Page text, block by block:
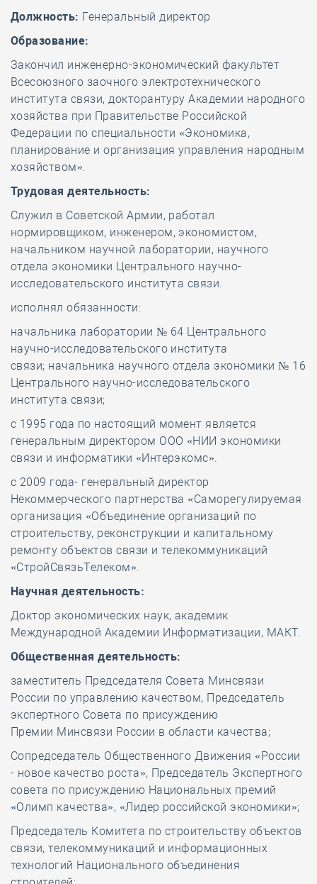
Должность: Генеральный директор
Образование:
Закончил инженерно-экономический факультет
Всесоюзного заочного электротехнического
института связи, докторантуру Академии народного
хозяйства при Правительстве Российской
Федерации по специальности «Экономика,
планирование и организация управления народным
хозяйством».
Трудовая деятельность:
Служил в Советской Армии, работал
нормировщиком, инженером, экономистом,
начальником научной лаборатории, научного
отдела экономики Центрального научно-
исследовательского института связи.
исполнял обязанности:
начальника лаборатории № 64 Центрального
научно-исследовательского института
связи; начальника научного отдела экономики № 16
Центрального научно-исследовательского
института связи;
с 1995 года по настоящий момент является
генеральным директором ООО «НИИ экономики
связи и информатики «Интерэкомс».
с 2009 года- генеральный директор
Некоммерческого партнерства «Саморегулируемая
организация «Объединение организаций по
строительству, реконструкции и капитальному
ремонту объектов связи и телекоммуникаций
«СтройСвязьТелеком».
Научная деятельность:
Доктор экономических наук, академик
Международной Академии Информатизации, МАКТ.
Общественная деятельность:
заместитель Председателя Совета Минсвязи
России по управлению качеством, Председатель
экспертного Совета по присуждению
Премии Минсвязи России в области качества;
Сопредседатель Общественного Движения «России
- новое качество роста», Председатель Экспертного
совета по присуждению Национальных премий
«Олимп качества», «Лидер российской экономики»;
Председатель Комитета по строительству объектов
связи, телекоммуникаций и информационных
технологий Национального объединения